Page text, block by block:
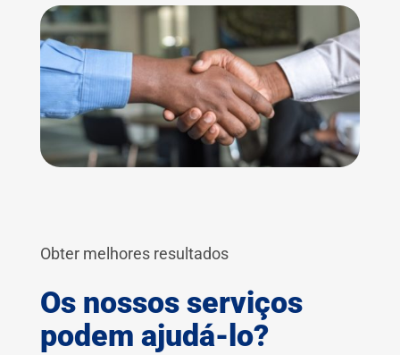
Obter melhores resultados
Os nossos serviços
podem ajudá-lo?